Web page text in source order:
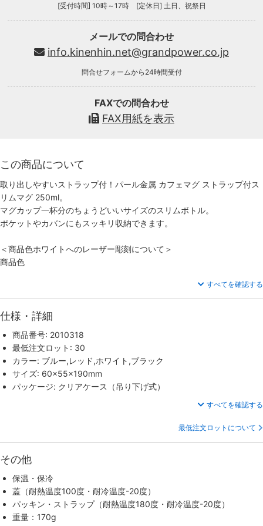
[受付時間] 10時～17時 [定休日] 土日、祝祭日
メールでの問合わせ
info.kinenhin.net@grandpower.co.jp
問合せフォームから24時間受付
FAXでの問合わせ
FAX用紙を表示
この商品について
取り出しやすいストラップ付！パール金属 カフェマグ ストラップ付ス
リムマグ 250ml。
マグカップ一杯分のちょうどいいサイズのスリムボトル。
ポケットやカバンにもスッキリ収納できます。
＜商品色ホワイトへのレーザー彫刻について＞
商品色
すべてを確認する
仕様・詳細
商品番号: 2010318
最低注文ロット: 30
カラー: ブルー,レッド,ホワイト,ブラック
サイズ: 60×55×190mm
パッケージ: クリアケース（吊り下げ式）
すべてを確認する
最低注文ロットについて
その他
保温・保冷
蓋（耐熱温度100度・耐冷温度-20度）
パッキン・ストラップ（耐熱温度180度・耐冷温度-20度）
重量：170g